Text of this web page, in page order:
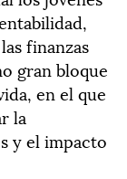
finanzas
gran bloque
en el que
la
y el impacto